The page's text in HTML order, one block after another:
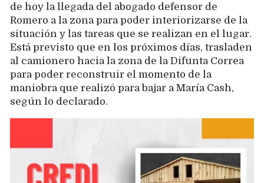
de hoy la llegada del abogado defensor de
Romero a la zona para poder interiorizarse de la
situación y las tareas que se realizan en el lugar.
Está previsto que en los próximos días, trasladen
al camionero hacia la zona de la Difunta Correa
para poder reconstruir el momento de la
maniobra que realizó para bajar a María Cash,
según lo declarado.